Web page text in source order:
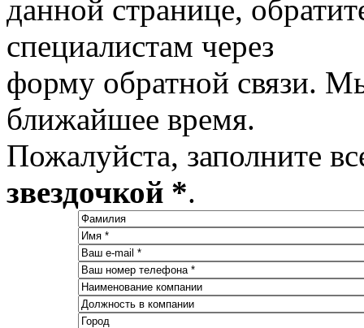
данной странице,
специалистам через
форму обратной связи.
ближайшее время.
Пожалуйста, заполните
звездочкой *.